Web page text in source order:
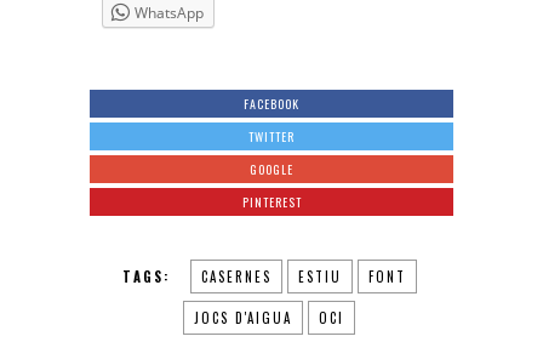
WhatsApp
FACEBOOK
TWITTER
GOOGLE
PINTEREST
TAGS: CASERNES ESTIU FONT
JOCS D'AIGUA OCI